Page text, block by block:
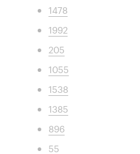
1478
1992
205
1055
1538
1385
896
55